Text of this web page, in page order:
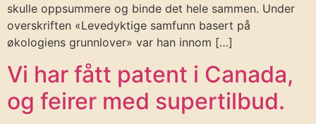
skulle oppsummere og binde det hele sammen. Under
overskriften «Levedyktige samfunn basert på
økologiens grunnlover» var han innom […]
Vi har fått patent i Canada,
og feirer med supertilbud.